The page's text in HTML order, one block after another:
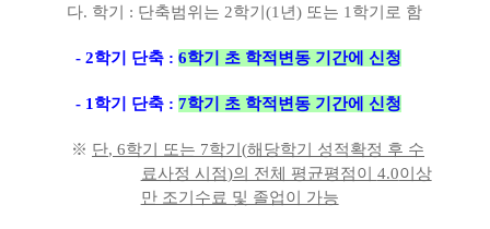
다. 학기 : 단축범위는 2학기 (1년) 또는 1학기로 함
- 2학기 단축 : 6학기 초 학적변동 기간에 신청
- 1학기 단축 : 7학기 초 학적변동 기간에 신청
※ 단, 6학기 또는 7학기 (해당학기 성적확정 후 수
료사정 시점)의 전체 평균평점이 4.0이상
만 조기수료 및 졸업이 가능